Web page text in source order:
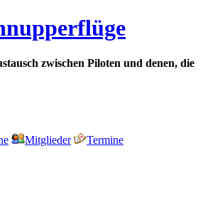
zwischen Piloten und denen, die
Mitglieder Termine